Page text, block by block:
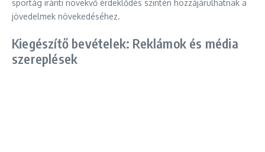
sportág iránti növekvő érdeklődés szintén hozzájárulhatnak a
jövedelmek növekedéséhez.
Kiegészítő bevételek: Reklámok és média
szereplések